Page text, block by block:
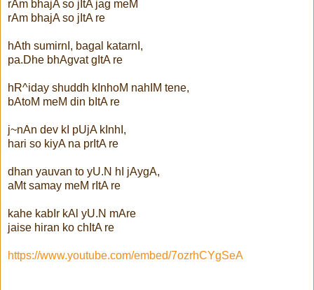
rAm bhajA so jItA jag meM
rAm bhajA so jItA re
hAth sumirnI, bagal katarnI,
pa.Dhe bhAgvat gItA re
hR^iday shuddh kInhoM nahIM tene,
bAtoM meM din bItA re
j~nAn dev kI pUjA kInhI,
hari so kiyA na prItA re
dhan yauvan to yU.N hI jAygA,
aMt samay meM rItA re
kahe kabIr kAl yU.N mAre
jaise hiran ko chItA re
https://www.youtube.com/embed/7ozrhCYgSeA